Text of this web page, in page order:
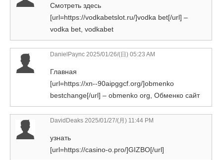
Смотреть здесь
[url=https://vodkabetslot.ru/]vodka bet[/url] –
vodka bet, vodkabet
DanielPaync 2025/01/26/(日) 05:23 AM
Главная
[url=https://xn--90aipggcf.org/]obmenko
bestchange[/url] – obmenko org, Обменко сайт
DavidDeaks 2025/01/27/(月) 11:44 PM
узнать
[url=https://casino-o.pro/]GIZBO[/url]